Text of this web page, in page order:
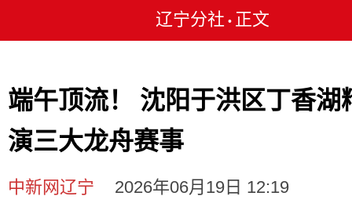
辽宁分社 • 正文
端午顶流！ 沈阳于洪区丁香湖
演三大龙舟赛事
中新网辽宁 2026年06月19日 12:19